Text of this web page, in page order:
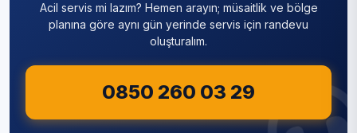
Acil servis mi lazım? Hemen arayın; müsaitlik ve bölge
planına göre aynı gün yerinde servis için randevu
oluşturalım.
0850 260 03 29